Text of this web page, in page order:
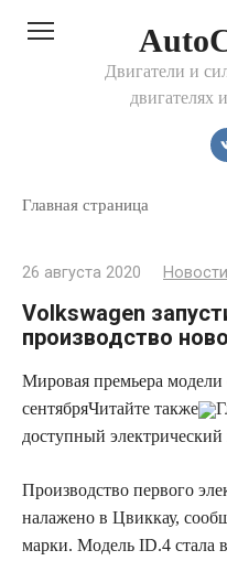
Двигатели и
двигателях
Главная страница
26 августа 2020 Новости
Volkswagen
производство
Мировая премьера модели
сентябряЧитайте также
доступный электрический
Производство первого
налажено в Цвиккау,
марки. Модель ID.4 стала